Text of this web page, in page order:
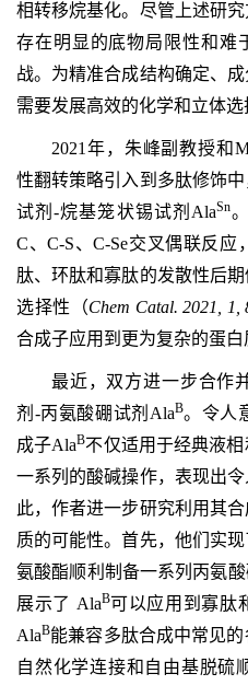
相转移烷基化。尽管上述研
存在明显的底物局限性和难
战。为精准合成结构确定、
需要发展高效的化学和立体选
2021年，朱峰副教授和
性翻转策略引入到多肽修饰
试剂-烷基笼状锡试剂AlaSn
C、C-S、C-Se交叉偶联反
肽、环肽和寡肽的发散性后
选择性（Chem Catal. 2021, 1,
合成子应用到更为复杂的蛋白
最近，双方进一步合作
剂-丙氨酸硼试剂AlaB。令人
成子AlaB不仅适用于经典液
一系列的酸碱操作，表现出
此，作者进一步研究利用其
质的可能性。首先，他们实
氨酸酯顺利制备一系列丙氨
展示了 AlaB可以应用到寡肽
AlaB能兼容多肽合成中常见
自然化学连接和自由基脱硫